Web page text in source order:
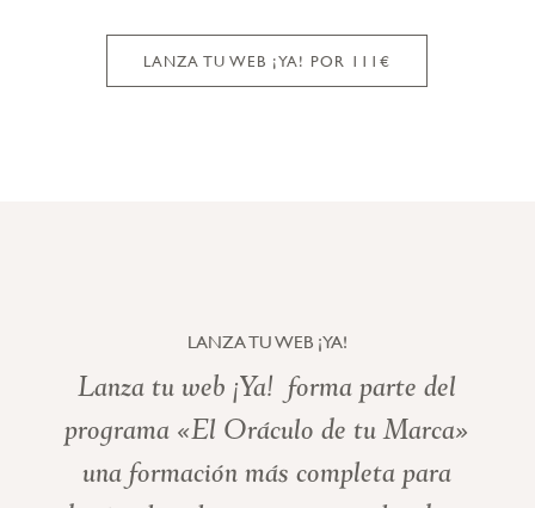
LANZA TU WEB ¡YA! POR 111€
LANZA TU WEB ¡YA!
Lanza tu web ¡Ya! forma parte del
programa «El Oráculo de tu Marca»
una formación más completa para